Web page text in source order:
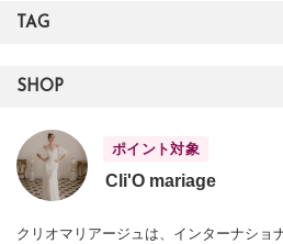
TAG
SHOP
ポイント対象
Cli'O mariage
クリオマリアージュは、インターナショ